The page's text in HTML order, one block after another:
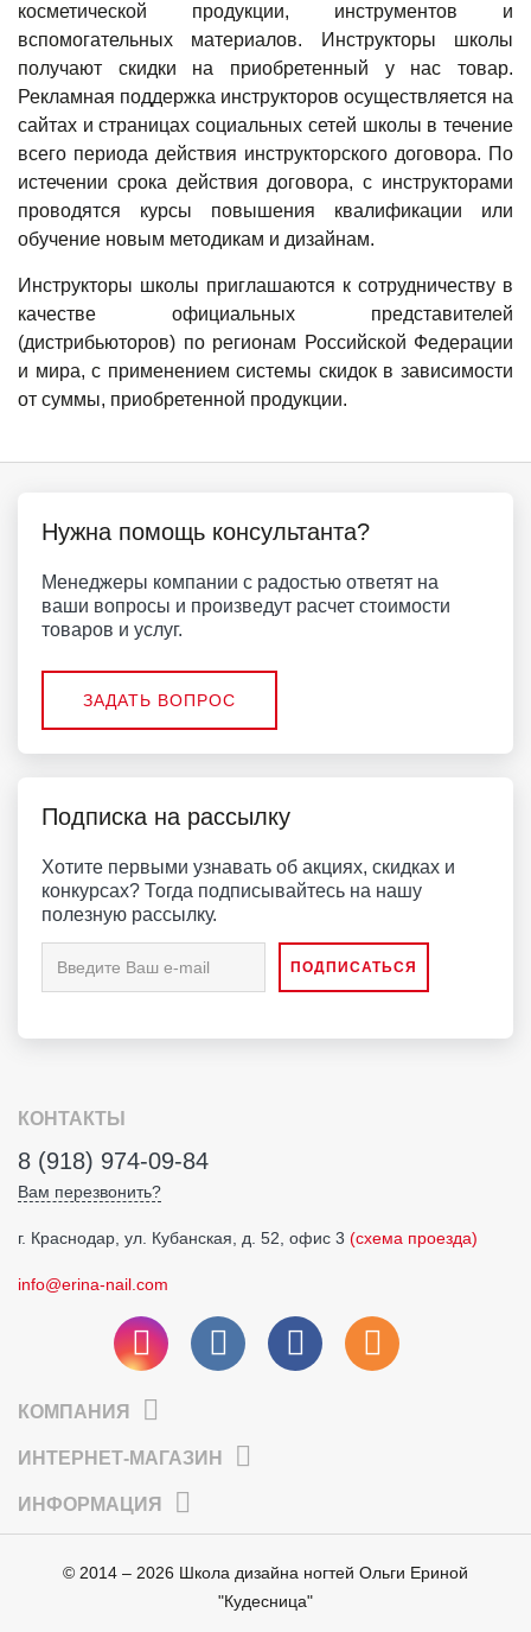
косметической продукции, инструментов и
вспомогательных материалов. Инструкторы школы
получают скидки на приобретенный у нас товар.
Рекламная поддержка инструкторов осуществляется на
сайтах и страницах социальных сетей школы в течение
всего периода действия инструкторского договора. По
истечении срока действия договора, с инструкторами
проводятся курсы повышения квалификации или
обучение новым методикам и дизайнам.
Инструкторы школы приглашаются к сотрудничеству в
качестве официальных представителей
(дистрибьюторов) по регионам Российской Федерации
и мира, с применением системы скидок в зависимости
от суммы, приобретенной продукции.
Нужна помощь консультанта?
Менеджеры компании с радостью ответят на
ваши вопросы и произведут расчет стоимости
товаров и услуг.
ЗАДАТЬ ВОПРОС
Подписка на рассылку
Хотите первыми узнавать об акциях, скидках и
конкурсах? Тогда подписывайтесь на нашу
полезную рассылку.
КОНТАКТЫ
8 (918) 974-09-84
Вам перезвонить?
г. Краснодар, ул. Кубанская, д. 52, офис 3 (схема проезда)
info@erina-nail.com
КОМПАНИЯ
ИНТЕРНЕТ-МАГАЗИН
ИНФОРМАЦИЯ
© 2014 – 2026 Школа дизайна ногтей Ольги Ериной
"Кудесница"